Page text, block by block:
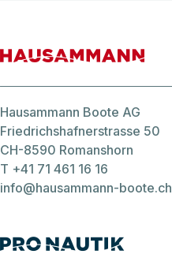
Hausammann Boote AG
Friedrichshafnerstrasse 50
CH-8590 Romanshorn
T +41 71 461 16 16
info@hausammann-boote.ch